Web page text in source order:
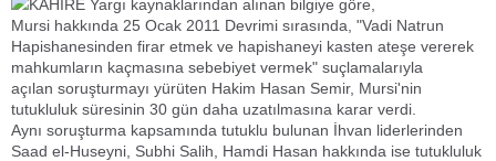
KAHİRE Yargı kaynaklarından alınan bilgiye göre,
Mursi hakkında 25 Ocak 2011 Devrimi sırasında, "Vadi Natrun
Hapishanesinden firar etmek ve hapishaneyi kasten ateşe vererek
mahkumların kaçmasına sebebiyet vermek" suçlamalarıyla
açılan soruşturmayı yürüten Hakim Hasan Semir, Mursi'nin
tutukluluk süresinin 30 gün daha uzatılmasına karar verdi.
Aynı soruşturma kapsamında tutuklu bulunan İhvan liderlerinden
Saad el-Huseyni, Subhi Salih, Hamdi Hasan hakkında ise tutukluluk